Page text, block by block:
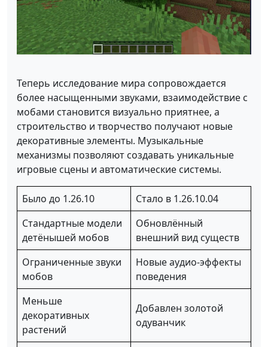
Теперь исследование мира сопровождается
более насыщенными звуками, взаимодействие с
мобами становится визуально приятнее, а
строительство и творчество получают новые
декоративные элементы. Музыкальные
механизмы позволяют создавать уникальные
игровые сцены и автоматические системы.
Было до 1.26.10
Стало в 1.26.10.04
Стандартные модели
детёнышей мобов
Обновлённый
внешний вид существ
Ограниченные звуки
мобов
Новые аудио-эффекты
поведения
Меньше
декоративных
растений
Добавлен золотой
одуванчик